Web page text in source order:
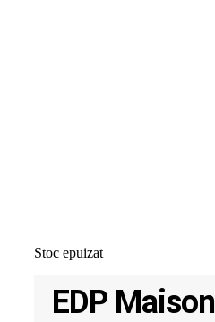
Stoc epuizat
EDP Maison